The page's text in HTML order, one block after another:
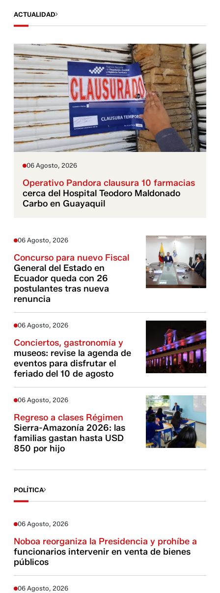
ACTUALIDAD
06 Agosto, 2026
Operativo Pandora clausura 10 farmacias
cerca del Hospital Teodoro Maldonado
Carbo en Guayaquil
06 Agosto, 2026
Concurso para nuevo Fiscal
General del Estado en
Ecuador queda con 26
postulantes tras nueva
renuncia
06 Agosto, 2026
Conciertos, gastronomía y
museos: revise la agenda de
eventos para disfrutar el
feriado del 10 de agosto
06 Agosto, 2026
Regreso a clases Régimen
Sierra-Amazonía 2026: las
familias gastan hasta USD
850 por hijo
POLÍTICA
06 Agosto, 2026
Noboa reorganiza la Presidencia y prohíbe a
funcionarios intervenir en venta de bienes
públicos
06 Agosto, 2026